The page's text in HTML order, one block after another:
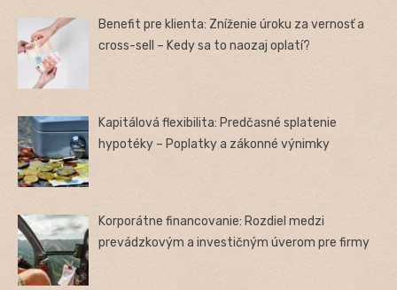
Benefit pre klienta: Zníženie úroku za vernosť a
cross-sell – Kedy sa to naozaj oplatí?
Kapitálová flexibilita: Predčasné splatenie
hypotéky – Poplatky a zákonné výnimky
Korporátne financovanie: Rozdiel medzi
prevádzkovým a investičným úverom pre firmy